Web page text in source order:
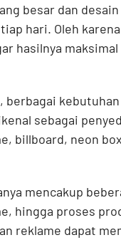
besar dan
hari. Oleh
hasilnya
, berbagai
sebagai
billboard, neon
mencakup
hingga proses
reklame dapat